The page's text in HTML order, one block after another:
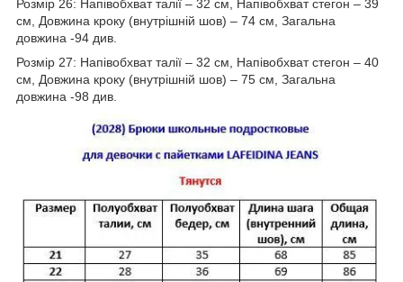
Розмір 26: Напівобхват талії – 32 см, Напівобхват стегон – 39
см, Довжина кроку (внутрішній шов) – 74 см, Загальна
довжина -94 див.
Розмір 27: Напівобхват талії – 32 см, Напівобхват стегон – 40
см, Довжина кроку (внутрішній шов) – 75 см, Загальна
довжина -98 див.